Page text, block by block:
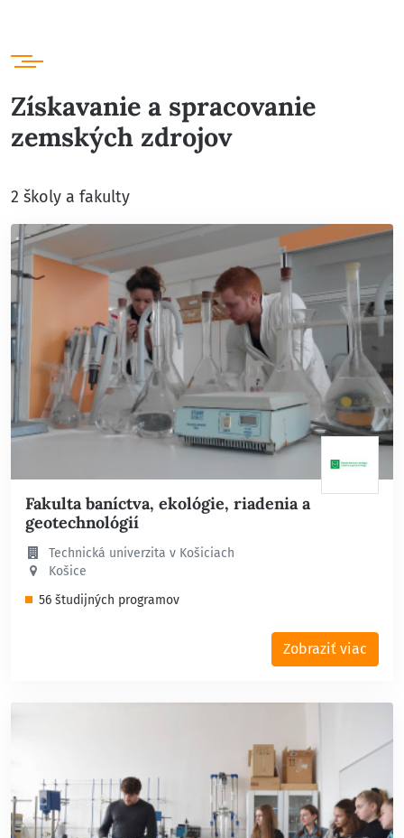
Získavanie a spracovanie
zemských zdrojov
2 školy a fakulty
Fakulta baníctva, ekológie, riadenia a
geotechnológií
Technická univerzita v Košiciach
Košice
56 študijných programov
Zobraziť viac